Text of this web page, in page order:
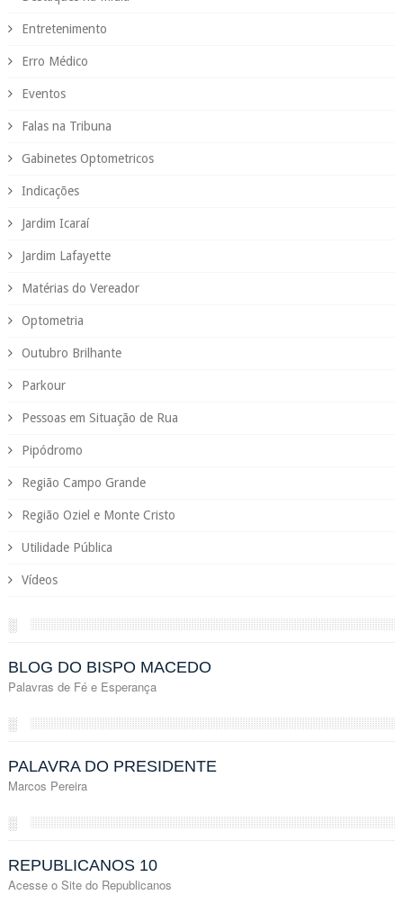
Entretenimento
Erro Médico
Eventos
Falas na Tribuna
Gabinetes Optometricos
Indicações
Jardim Icaraí
Jardim Lafayette
Matérias do Vereador
Optometria
Outubro Brilhante
Parkour
Pessoas em Situação de Rua
Pipódromo
Região Campo Grande
Região Oziel e Monte Cristo
Utilidade Pública
Vídeos
░
BLOG DO BISPO MACEDO
Palavras de Fé e Esperança
░
PALAVRA DO PRESIDENTE
Marcos Pereira
░
REPUBLICANOS 10
Acesse o Site do Republicanos